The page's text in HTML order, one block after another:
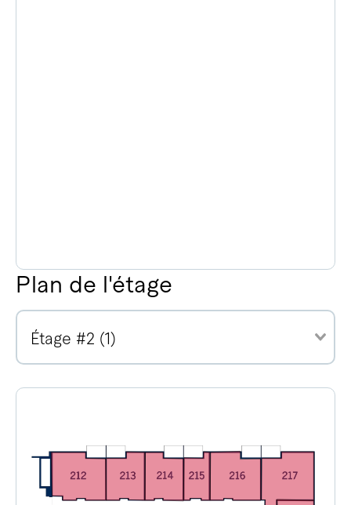
Plan de l'étage
Étage #2 (1)